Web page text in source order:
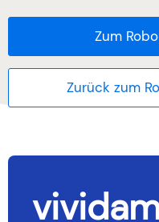
Zum
Zurück zum